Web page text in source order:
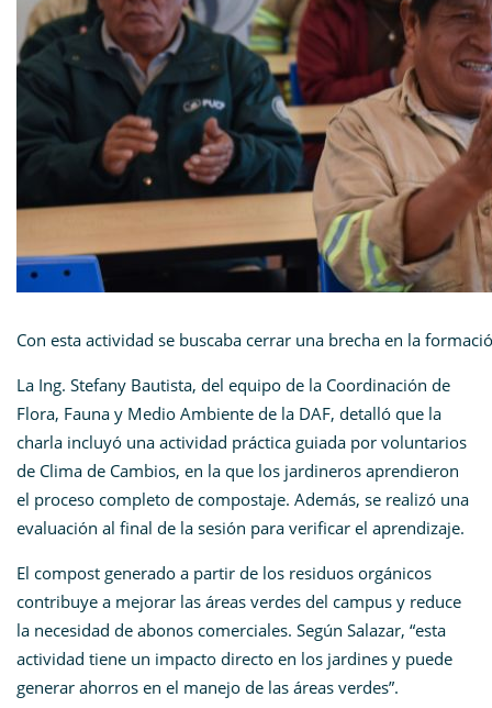
Con esta actividad se buscaba cerrar una brecha en la
La Ing. Stefany Bautista, del equipo de la Coordinación de
Flora, Fauna y Medio Ambiente de la DAF, detalló que la
charla incluyó una actividad práctica guiada por voluntarios
de Clima de Cambios, en la que los jardineros aprendieron
el proceso completo de compostaje. Además, se realizó una
evaluación al final de la sesión para verificar el aprendizaje.
El compost generado a partir de los residuos orgánicos
contribuye a mejorar las áreas verdes del campus y reduce
la necesidad de abonos comerciales. Según Salazar, “esta
actividad tiene un impacto directo en los jardines y puede
generar ahorros en el manejo de las áreas verdes”.